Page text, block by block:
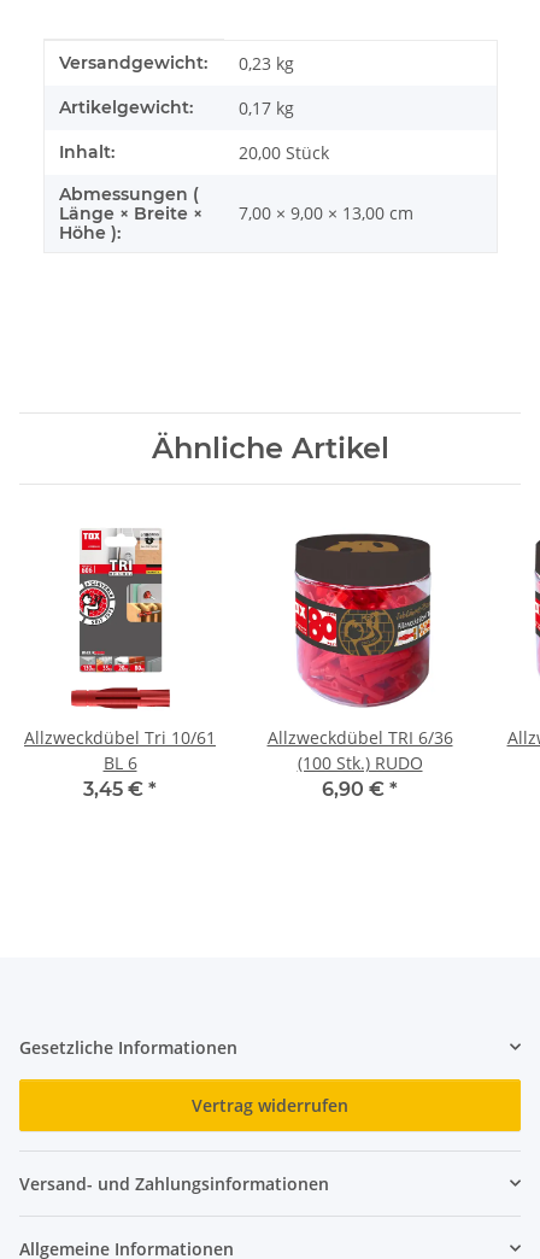
Produkteigenschaft
Wert
Versandgewicht: 0,23 kg
Artikelgewicht: 0,17 kg
Inhalt: 20,00 Stück
Abmessungen (
Länge × Breite ×
Höhe ):
7,00 × 9,00 × 13,00 cm
Ähnliche Artikel
Allzweckdübel Tri 10/61
BL 6
3,45 € *
Allzweckdübel TRI 6/36
(100 Stk.) RUDO
6,90 € *
Gesetzliche Informationen
Vertrag widerrufen
Versand- und Zahlungsinformationen
Allgemeine Informationen